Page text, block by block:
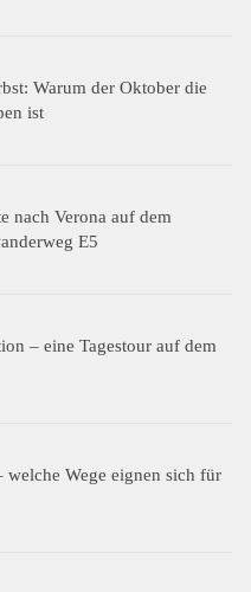
Warum der Oktober die
ist
nach Verona auf dem
E5
– eine Tagestour auf dem
welche Wege eignen sich für